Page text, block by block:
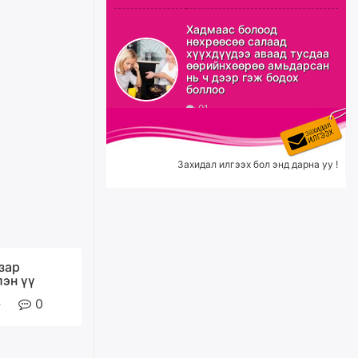
үү
0
Б.Сэмжидмаа: Зөвшөөрлийн
шинжтэй 103 бүртгэлээс
нийслэлийн бизнес
эрхлэгчдийг чөлөөллөө
өчигдѳр
Эрэн хайж байна
Хадмаас болоод
нөхрөөсөө салаад
хүүхдүүдээ аваад тусдаа
өөрийнхөөрөө амьдарсан
нь ч дээр гэж бодох
боллоо
91
Захидал илгээх бол энд дарна уу !